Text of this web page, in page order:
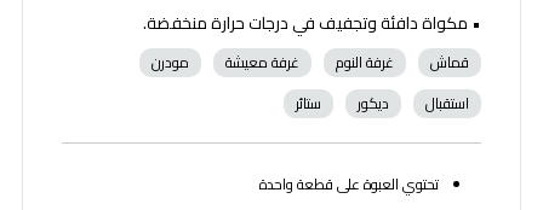
• مكواة دافئة وتجفيف في درجات حرارة منخفضة.
قماش غرفة النوم غرفة معيشة
مودرن
استقبال
ديكور ستائر
تحتوي العبوة على قطعة واحدة